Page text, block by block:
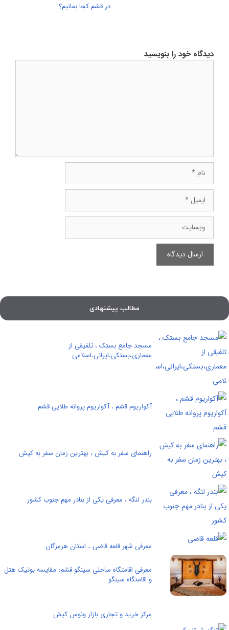
در قشم کجا بمانیم؟
دیدگاه خود را بنویسید
ایمیل
وبسایت
مطالب پیشنهادی
مسجد جامع بستک ، تلفیقی از
معماری،بستکی،ایرانی،اسلامی
آکواریوم قشم ، آکواریوم پروانه طلایى قشم
راهنمای سفر به کیش ، بهترین زمان سفر به کیش
بندر لنگه ، معرفی یکی از بنادر مهم جنوب کشور
معرفی شهر قلعه قاضی ـ استان هرمزگان
معرفی اقامتگاه ساحلی سینگو قشم؛ مقایسه بوتیک هتل
و اقامتگاه سینگو
مرکز خرید و تجاری بازار ونوس کیش